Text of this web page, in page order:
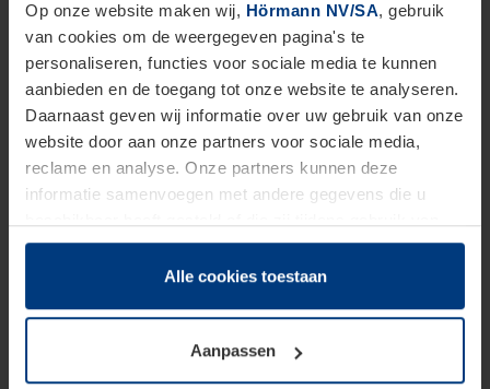
Op onze website maken wij, Hörmann NV/SA, gebruik
van cookies om de weergegeven pagina's te
personaliseren, functies voor sociale media te kunnen
aanbieden en de toegang tot onze website te analyseren.
Daarnaast geven wij informatie over uw gebruik van onze
website door aan onze partners voor sociale media,
reclame en analyse. Onze partners kunnen deze
informatie samenvoegen met andere gegevens die u
hun diensten hebben verzameld.
Juridisch hebben wij het recht om cookies op uw
van deze pagina's absoluut vereist is. Voor alle andere
soorten cookies is uw toestemming benodigd. Uw
toestemming kunt u op elk moment bij de uitleg van de
Alle cookies toestaan
Aanpassen